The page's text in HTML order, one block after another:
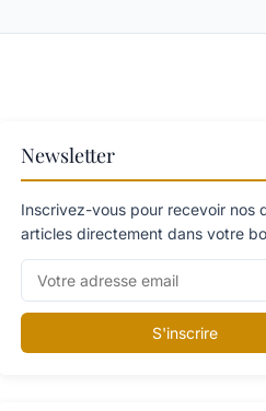
Newsletter
Inscrivez-vous pour recevoir nos
articles directement dans votre
S'inscrire